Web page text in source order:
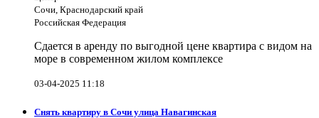
Сочи, Краснодарский край
Российская Федерация
Сдается в аренду по выгодной цене квартира с видом на
море в современном жилом комплексе
03-04-2025 11:18
Снять квартиру в Сочи улица Навагинская